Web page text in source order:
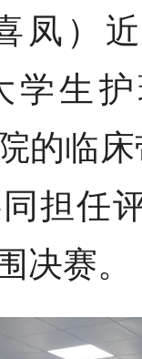
凤）
学生
的临
担任
决赛。